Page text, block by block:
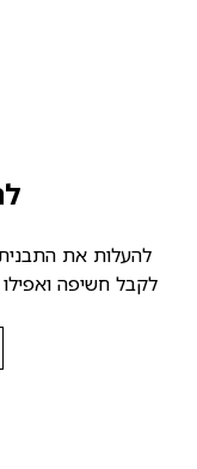
לקבל חשיפה ואפילו